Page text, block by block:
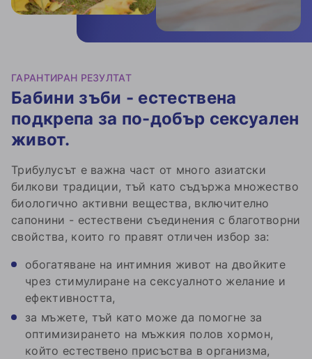
ГАРАНТИРАН РЕЗУЛТАТ
Бабини зъби - естествена
подкрепа за по-добър сексуален
живот.
Трибулусът е важна част от много азиатски
билкови традиции, тъй като съдържа множество
биологично активни вещества, включително
сапонини - естествени съединения с благотворни
свойства, които го правят отличен избор за:
обогатяване на интимния живот на двойките
чрез стимулиране на сексуалното желание и
ефективността,
за мъжете, тъй като може да помогне за
оптимизирането на мъжкия полов хормон,
който естествено присъства в организма,